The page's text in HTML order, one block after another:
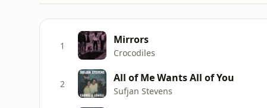
1 Mirrors
Crocodiles
2 All of Me Wants All of You
Sufjan Stevens